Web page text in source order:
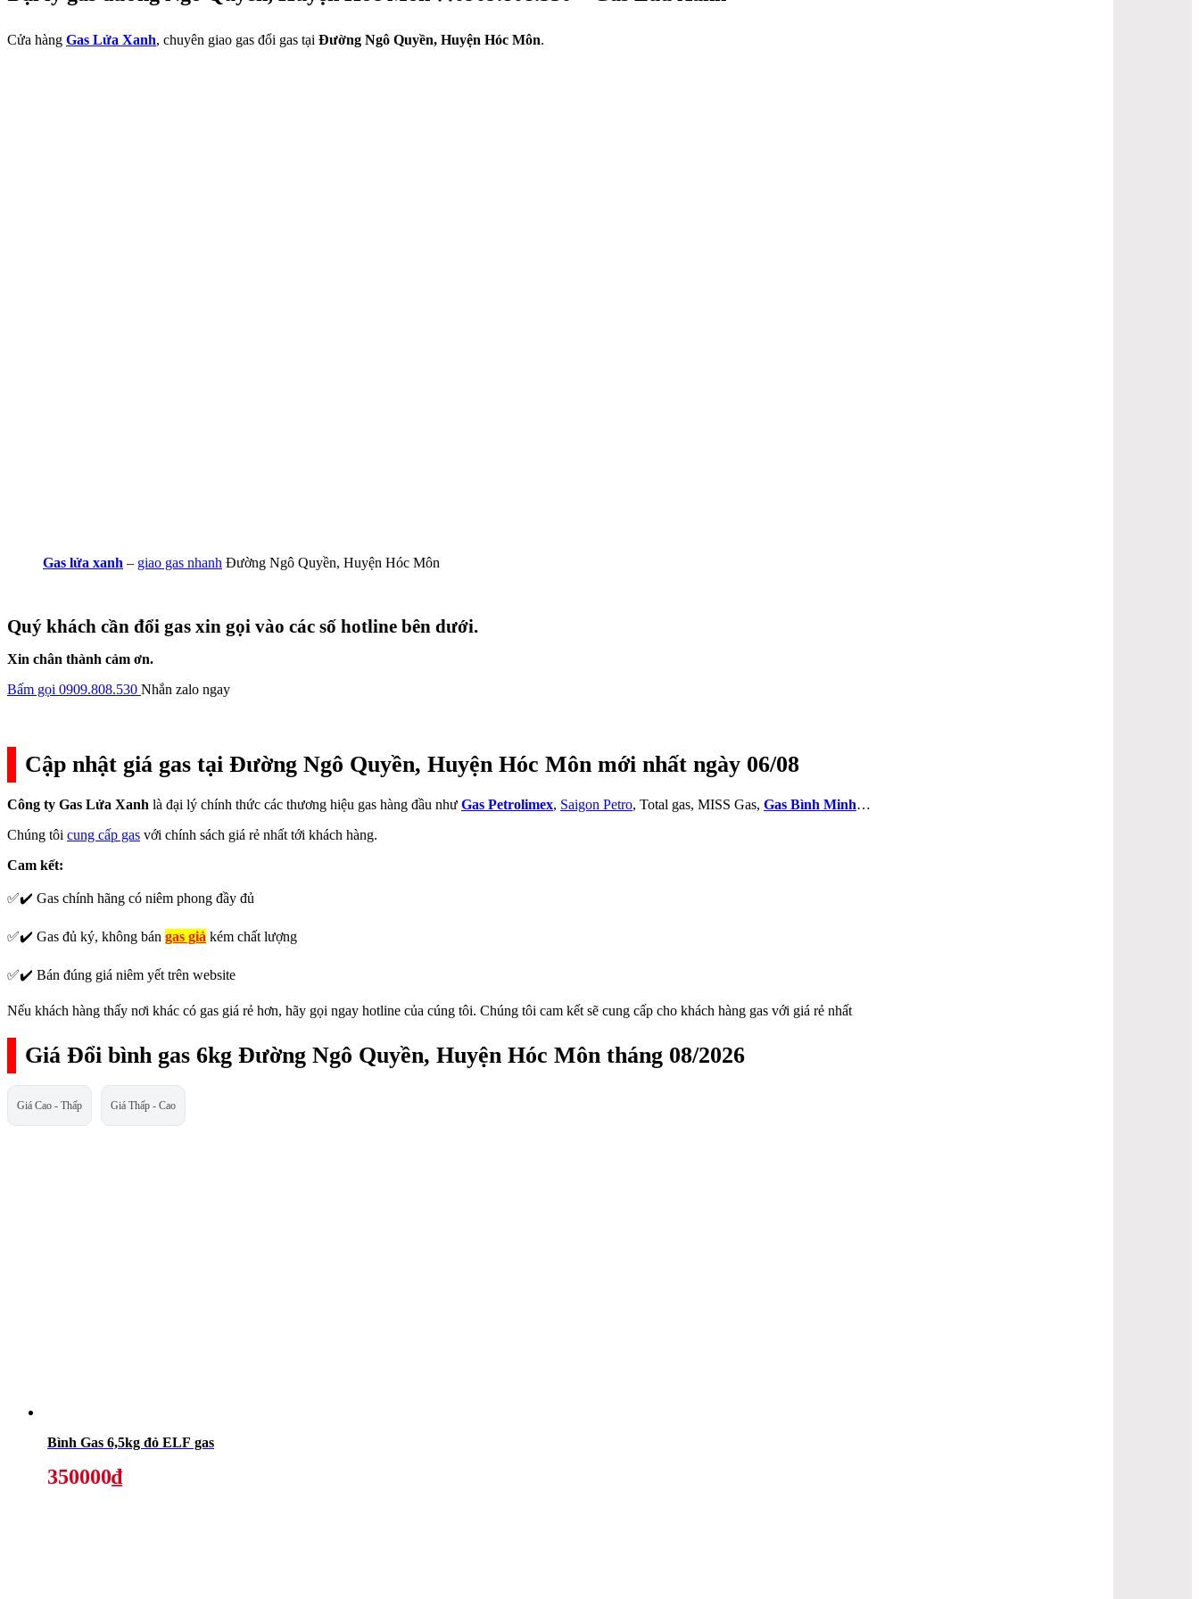
Cửa hàng Gas Lửa Xanh, chuyên giao gas đổi gas tại Đường Ngô Quyền, Huyện Hóc Môn.
Gas lửa xanh – giao gas nhanh Đường Ngô Quyền, Huyện Hóc Môn
Quý khách cần đổi gas xin gọi vào các số hotline bên dưới.
Xin chân thành cảm ơn.
Bấm gọi 0909.808.530 Nhắn zalo ngay
Cập nhật giá gas tại Đường Ngô Quyền, Huyện Hóc Môn mới nhất ngày 06/08
Công ty Gas Lửa Xanh là đại lý chính thức các thương hiệu gas hàng đầu như Gas Petrolimex, Saigon Petro, Total gas, MISS Gas, Gas Bình Minh…
Chúng tôi cung cấp gas với chính sách giá rẻ nhất tới khách hàng.
Cam kết:
✅✔️ Gas chính hãng có niêm phong đầy đủ
✅✔️ Gas đủ ký, không bán gas giả kém chất lượng
✅✔️ Bán đúng giá niêm yết trên website
Nếu khách hàng thấy nơi khác có gas giá rẻ hơn, hãy gọi ngay hotline của cúng tôi. Chúng tôi cam kết sẽ cung cấp cho khách hàng gas với giá rẻ nhất
Giá Đổi bình gas 6kg Đường Ngô Quyền, Huyện Hóc Môn tháng 08/2026
Giá Cao - Thấp Giá Thấp - Cao
Bình Gas 6,5kg đỏ ELF gas
350000₫